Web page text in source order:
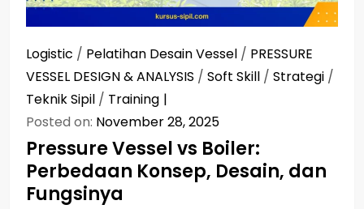
Logistic / Pelatihan Desain Vessel / PRESSURE
VESSEL DESIGN & ANALYSIS / Soft Skill / Strategi /
Teknik Sipil / Training
Posted on: November 28, 2025
Pressure Vessel vs Boiler:
Perbedaan Konsep, Desain, dan
Fungsinya